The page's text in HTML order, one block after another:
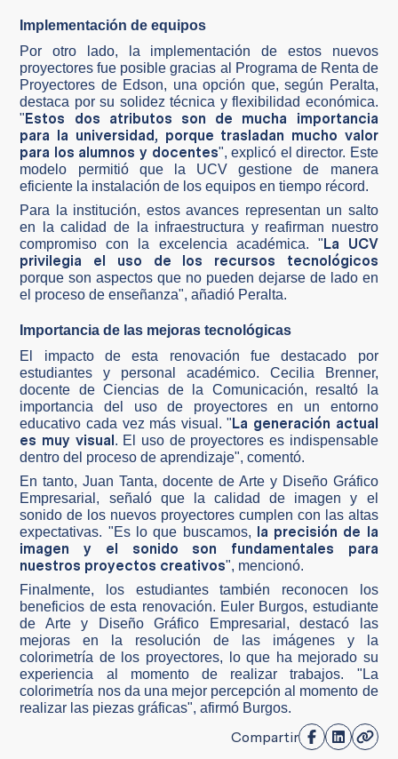
Implementación de equipos
Por otro lado, la implementación de estos nuevos
proyectores fue posible gracias al Programa de Renta de
Proyectores de Edson, una opción que, según Peralta,
destaca por su solidez técnica y flexibilidad económica.
"Estos dos atributos son de mucha importancia
para la universidad, porque trasladan mucho valor
para los alumnos y docentes", explicó el director. Este
modelo permitió que la UCV gestione de manera
eficiente la instalación de los equipos en tiempo récord.
Para la institución, estos avances representan un salto
en la calidad de la infraestructura y reafirman nuestro
compromiso con la excelencia académica. "La UCV
privilegia el uso de los recursos tecnológicos
porque son aspectos que no pueden dejarse de lado en
el proceso de enseñanza", añadió Peralta.
Importancia de las mejoras tecnológicas
El impacto de esta renovación fue destacado por
estudiantes y personal académico. Cecilia Brenner,
docente de Ciencias de la Comunicación, resaltó la
importancia del uso de proyectores en un entorno
educativo cada vez más visual. "La generación actual
es muy visual. El uso de proyectores es indispensable
dentro del proceso de aprendizaje", comentó.
En tanto, Juan Tanta, docente de Arte y Diseño Gráfico
Empresarial, señaló que la calidad de imagen y el
sonido de los nuevos proyectores cumplen con las altas
expectativas. "Es lo que buscamos, la precisión de la
imagen y el sonido son fundamentales para
nuestros proyectos creativos", mencionó.
Finalmente, los estudiantes también reconocen los
beneficios de esta renovación. Euler Burgos, estudiante
de Arte y Diseño Gráfico Empresarial, destacó las
mejoras en la resolución de las imágenes y la
colorimetría de los proyectores, lo que ha mejorado su
experiencia al momento de realizar trabajos. "La
colorimetría nos da una mejor percepción al momento de
realizar las piezas gráficas", afirmó Burgos.
Compartir